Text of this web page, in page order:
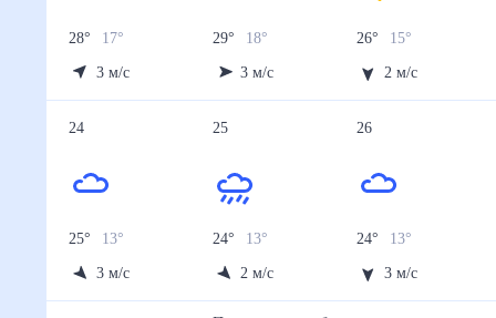
28° 17°
3 м/с
29° 18°
3 м/с
26° 15°
2 м/с
24
25° 13°
3 м/с
25
24° 13°
2 м/с
26
24° 13°
3 м/с